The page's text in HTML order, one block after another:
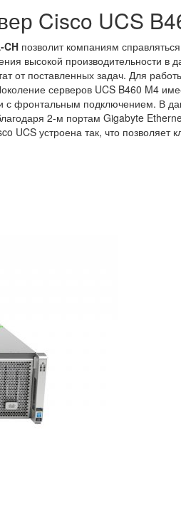
Cisco UCS
CH позволит компаниям
высокой производительности
от поставленных задач. Для
серверов UCS B460 M4
с фронтальным подключением. В
2-м портам Gigabyte
UCS устроена так, что